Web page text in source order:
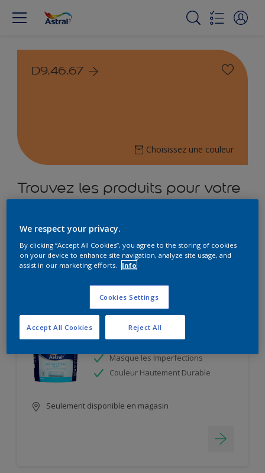
D9.46.67
Choisissez une couleur
Trouvez les produits pour votre
projet
4Produits trouvés
Filter
Aquastral Mat
Facile d'application
Masque les Imperfections
Couleur Hautement Durable
Seulement disponible en magasin
We respect your privacy.
By clicking “Accept All Cookies”, you agree to the storing of cookies
on your device to enhance site navigation, analyze site usage, and
assist in our marketing efforts.
Info
Cookies Settings
Reject All
Accept All Cookies